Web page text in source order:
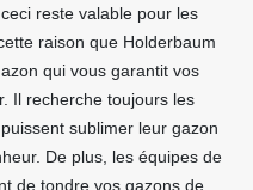
reste valable pour les
raison que Holderbaum
qui vous garantit vos
Il recherche toujours les
sublimer leur gazon
De plus, les équipes de
de tondre vos gazons de